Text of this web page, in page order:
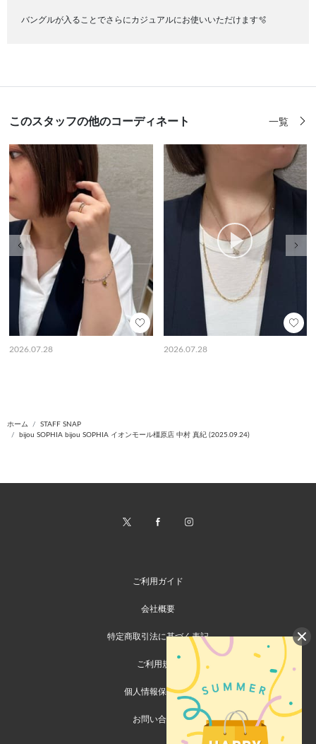
バングルが入ることでさらにカジュアルにお使いいただけます🫧
このスタッフの他のコーディネート 一覧
2026.07.28 2026.07.28
前の画像
ホーム
STAFF SNAP
bijou SOPHIA bijou SOPHIA イオンモール橿原店 中村 真紀 (2025.09.24)
ご利用ガイド
会社概要
特定商取引法に基づく表記
ご利用規約
個人情報保護方針
お問い合わせ